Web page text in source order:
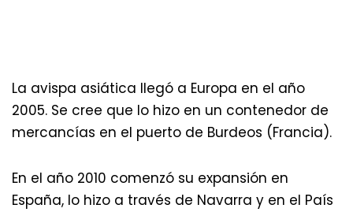
La avispa asiática llegó a Europa en el año
2005. Se cree que lo hizo en un contenedor de
mercancías en el puerto de Burdeos (Francia).
En el año 2010 comenzó su expansión en
España, lo hizo a través de Navarra y en el País